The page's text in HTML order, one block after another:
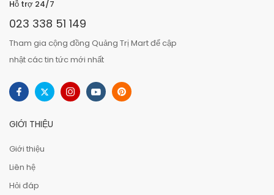
Hỗ trợ 24/7
023 338 51 149
Tham gia cộng đồng Quảng Trị Mart để cập
nhật các tin tức mới nhất
GIỚI THIỆU
Giới thiệu
Liên hệ
Hỏi đáp